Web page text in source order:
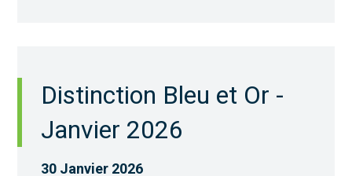
Distinction Bleu et Or -
Janvier 2026
30 Janvier 2026